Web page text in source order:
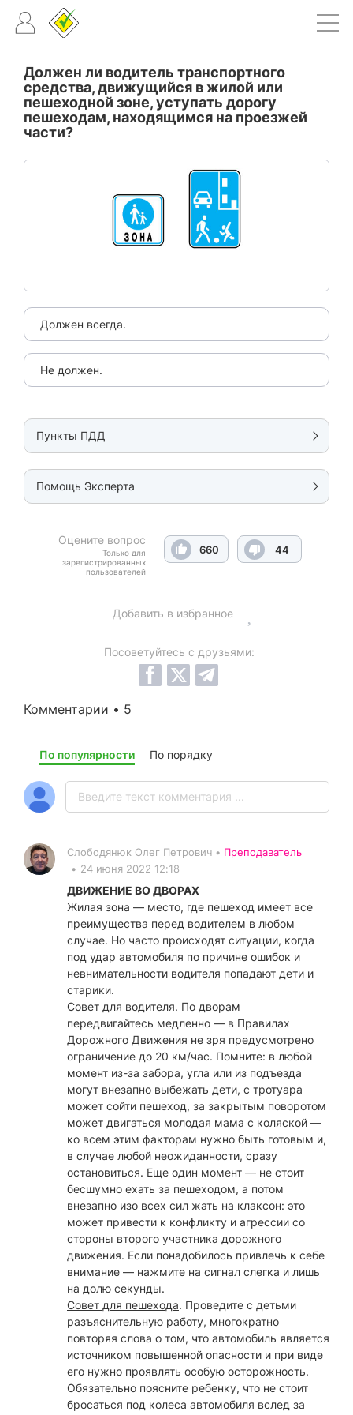
Должен ли водитель транспортного
средства, движущийся в жилой или
пешеходной зоне, уступать дорогу
пешеходам, находящимся на проезжей
части?
Должен всегда.
Не должен.
Пункты ПДД
Помощь Эксперта
Оцените вопрос
Только для
зарегистрированных
пользователей
660 44
Добавить в избранное
Посоветуйтесь с друзьями:
Комментарии • 5
По популярности По порядку
Слободянюк Олег Петрович • Преподаватель
• 24 июня 2022 12:18
ДВИЖЕНИЕ ВО ДВОРАХ
Жилая зона — место, где пешеход имеет все
преимущества перед водителем в любом
случае. Но часто происходят ситуации, когда
под удар автомобиля по причине ошибок и
невнимательности водителя попадают дети и
старики.
Совет для водителя. По дворам
передвигайтесь медленно — в Правилах
Дорожного Движения не зря предусмотрено
ограничение до 20 км/час. Помните: в любой
момент из-за забора, угла или из подъезда
могут внезапно выбежать дети, с тротуара
может сойти пешеход, за закрытым поворотом
может двигаться молодая мама с коляской —
ко всем этим факторам нужно быть готовым и,
в случае любой неожиданности, сразу
остановиться. Еще один момент — не стоит
бесшумно ехать за пешеходом, а потом
внезапно изо всех сил жать на клаксон: это
может привести к конфликту и агрессии со
стороны второго участника дорожного
движения. Если понадобилось привлечь к себе
внимание — нажмите на сигнал слегка и лишь
на долю секунды.
Совет для пешехода. Проведите с детьми
разъяснительную работу, многократно
повторяя слова о том, что автомобиль является
источником повышенной опасности и при виде
его нужно проявлять особую осторожность.
Обязательно поясните ребенку, что не стоит
бросаться под колеса автомобиля вслед за